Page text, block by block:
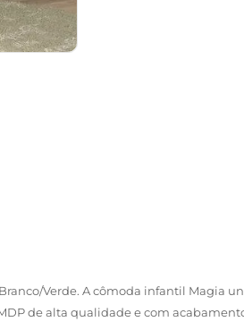
Verde. A cômoda infantil Magia
de alta qualidade e com